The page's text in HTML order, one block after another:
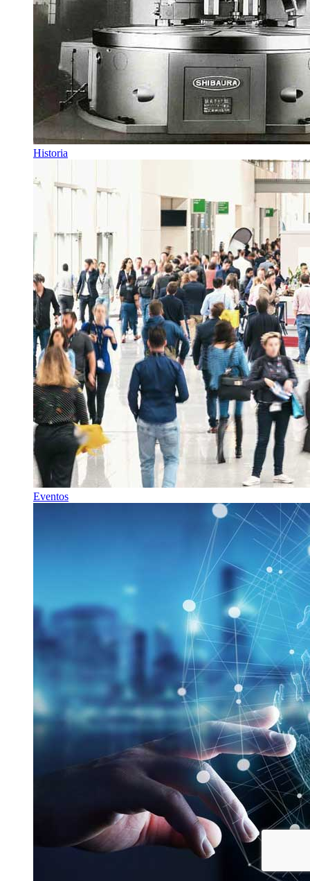
Historia
Eventos